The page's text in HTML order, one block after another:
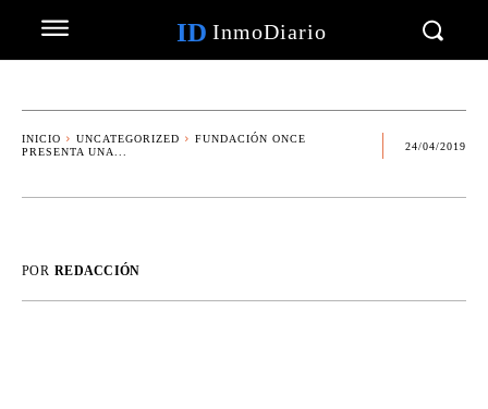
ID InmoDiario
INICIO UNCATEGORIZED
FUNDACIÓN ONCE
PRESENTA UNA...
24/04/2019
POR REDACCIÓN